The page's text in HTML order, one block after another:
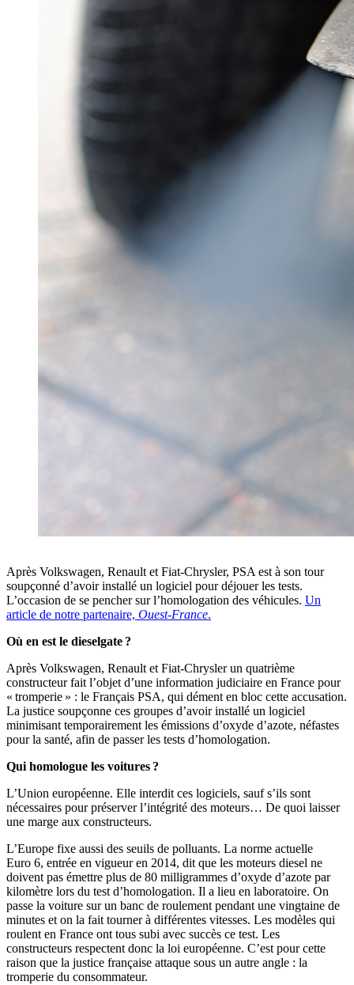
Après Volkswagen, Renault et Fiat-Chrysler, PSA est à son tour
soupçonné d’avoir installé un logiciel pour déjouer les tests.
L’occasion de se pencher sur l’homologation des véhicules. Un
article de notre partenaire, Ouest-France.
Où en est le dieselgate ?
Après Volkswagen, Renault et Fiat-Chrysler un quatrième
constructeur fait l’objet d’une information judiciaire en France pour
« tromperie » : le Français PSA, qui dément en bloc cette accusation.
La justice soupçonne ces groupes d’avoir installé un logiciel
minimisant temporairement les émissions d’oxyde d’azote, néfastes
pour la santé, afin de passer les tests d’homologation.
Qui homologue les voitures ?
L’Union européenne. Elle interdit ces logiciels, sauf s’ils sont
nécessaires pour préserver l’intégrité des moteurs… De quoi laisser
une marge aux constructeurs.
L’Europe fixe aussi des seuils de polluants. La norme actuelle
Euro 6, entrée en vigueur en 2014, dit que les moteurs diesel ne
doivent pas émettre plus de 80 milligrammes d’oxyde d’azote par
kilomètre lors du test d’homologation. Il a lieu en laboratoire. On
passe la voiture sur un banc de roulement pendant une vingtaine de
minutes et on la fait tourner à différentes vitesses. Les modèles qui
roulent en France ont tous subi avec succès ce test. Les
constructeurs respectent donc la loi européenne. C’est pour cette
raison que la justice française attaque sous un autre angle : la
tromperie du consommateur.